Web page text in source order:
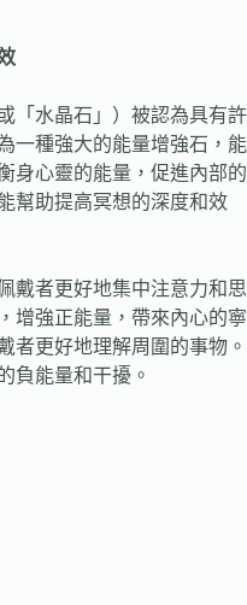
「水晶石」）被認為具有許
一種強大的能量增強石，能
身心靈的能量，促進內部的
幫助提高冥想的深度和效
戴者更好地集中注意力和思
增強正能量，帶來內心的寧
者更好地理解周圍的事物。
負能量和干擾。